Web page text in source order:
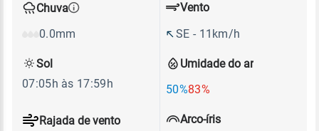
Chuva
0.0mm
Umidade do ar
50%83%
Vento
SE - 11km/h
Rajada de vento
Sol
07:05h às 17:59h
Arco-íris